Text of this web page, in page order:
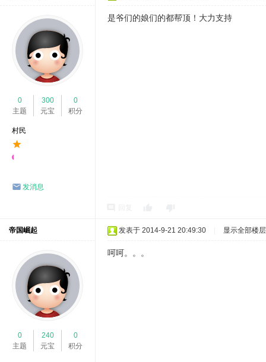
0
主题
300
元宝
0
积分
村民
发消息
是爷们的娘们的都帮顶！大力支持
帝国崛起
0
主题
240
元宝
0
积分
发表于 2014-9-21 20:49:30 显示全部楼层
呵呵。。。